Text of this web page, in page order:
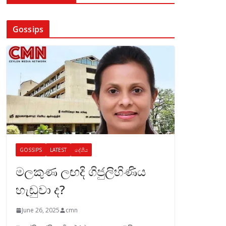
Gossips
GOSSIPS LATEST දේශීය
මලකුණ ලඟදි ගිජුලිහිණිය
හැඬුවා ද?
June 26, 2025 cmn